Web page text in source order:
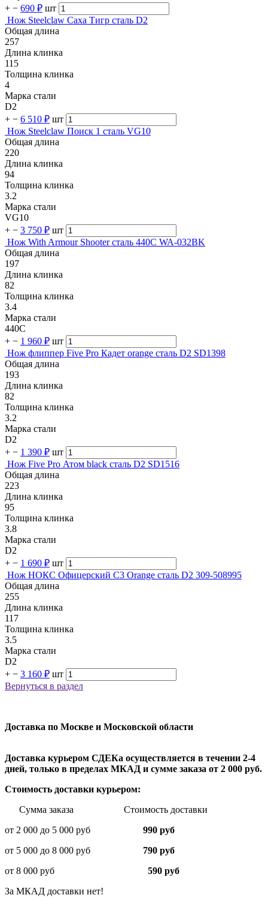
+ − 690 ₽ шт
Нож Steelclaw Саха Тигр сталь D2
Общая длина
257
Длина клинка
115
Толщина клинка
4
Марка стали
D2
+ − 6 510 ₽ шт
Нож Steelclaw Поиск 1 сталь VG10
Общая длина
220
Длина клинка
94
Толщина клинка
3.2
Марка стали
VG10
+ − 3 750 ₽ шт
Нож With Armour Shooter сталь 440C WA-032BK
Общая длина
197
Длина клинка
82
Толщина клинка
3.4
Марка стали
440C
+ − 1 960 ₽ шт
Нож флиппер Five Pro Кадет orange сталь D2 SD1398
Общая длина
193
Длина клинка
82
Толщина клинка
3.2
Марка стали
D2
+ − 1 390 ₽ шт
Нож Five Pro Атом black сталь D2 SD1516
Общая длина
223
Длина клинка
95
Толщина клинка
3.8
Марка стали
D2
+ − 1 690 ₽ шт
Нож НОКС Офицерский С3 Orange сталь D2 309-508995
Общая длина
255
Длина клинка
117
Толщина клинка
3.5
Марка стали
D2
+ − 3 160 ₽ шт
Вернуться в раздел
Доставка по Москве и Московской области
Доставка курьером СДЕКа осуществляется в течении 2-4
дней, только в пределах МКАД и сумме заказа от 2 000 руб.
Стоимость доставки курьером:
Сумма заказа Стоимость доставки
от 2 000 до 5 000 руб
990 руб
от 5 000 до 8 000 руб 790 руб
от 8 000 руб 590 руб
За МКАД доставки нет!